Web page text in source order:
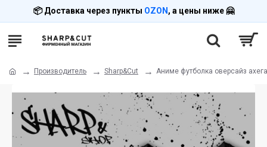
📦 Доставка через пункты OZON , а цены ниже 🤗
Производитель Sharp&Cut Аниме футболка оверсайз